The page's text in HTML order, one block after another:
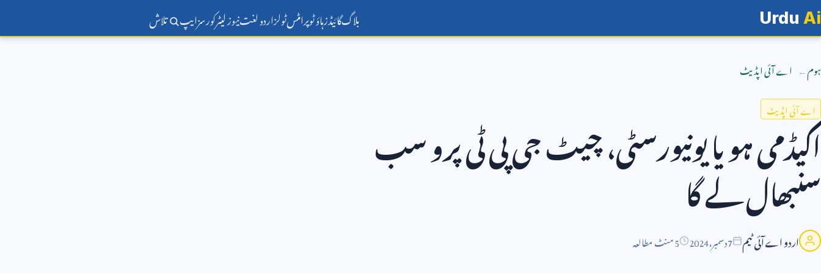
Urdu Ai بلاگگائیڈزہاؤ ٹوپرامٹسٹولزاردو لغتنیوز لیٹرکورسزایپ تلاش
ہوم اے آئی اپڈیٹ
اے آئی اپڈیٹ
اکیڈمی ہو یا یونیورسٹی، چیٹ جی پی ٹی پرو سب
سنبھال لے گا
اردو اے آئی ٹیم 7دسمبر،2024 5 منٹ مطالعہ